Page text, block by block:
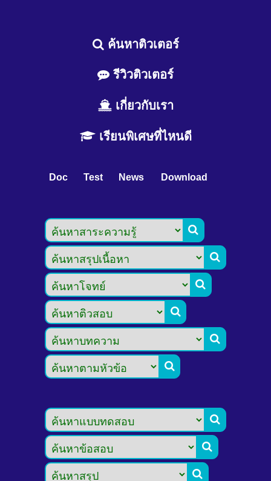
ค้นหาติวเตอร์
รีวิวติวเตอร์
เกี่ยวกับเรา
เรียนพิเศษที่ไหนดี
Doc Test News Download








